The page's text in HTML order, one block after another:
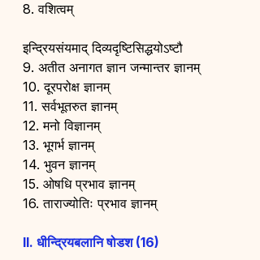
8. वशित्वम्
इन्द्रियसंयमाद् दिव्यदृष्टिसिद्धयोऽष्टौ
9. अतीत अनागत ज्ञान जन्मान्तर ज्ञानम्
10. दूरपरोक्ष ज्ञानम्
11. सर्वभूतरुत ज्ञानम्
12. मनो विज्ञानम्
13. भूगर्भ ज्ञानम्
14. भुवन ज्ञानम्
15. ओषधि प्रभाव ज्ञानम्
16. ताराज्योतिः प्रभाव ज्ञानम्
II. धीन्द्रियबलानि षोडश (16)